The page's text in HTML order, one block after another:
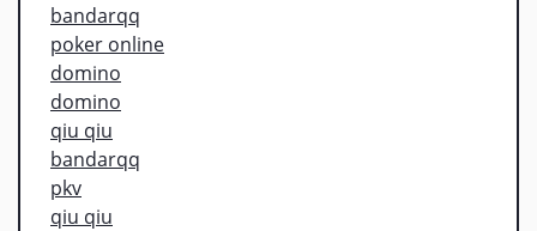
bandarqq
poker online
domino
domino
qiu qiu
bandarqq
pkv
qiu qiu